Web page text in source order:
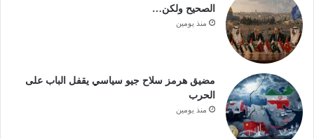
الصحيح ولكن…
منذ يومين
مضيق هرمز سلاح جيو سياسي يقفل الباب على
الحرب
منذ يومين